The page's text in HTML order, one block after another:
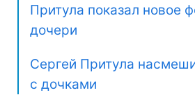
Притула показал новое
дочери
Сергей Притула
с дочками